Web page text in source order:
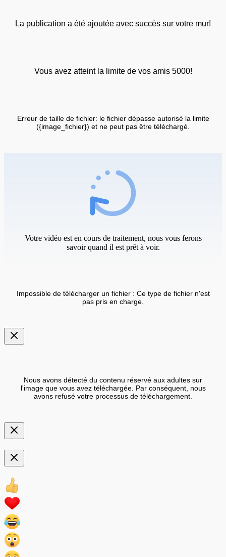
La publication a été ajoutée avec succès sur votre mur!
Vous avez atteint la limite de vos amis 5000!
Erreur de taille de fichier: le fichier dépasse autorisé la limite
({image_fichier}) et ne peut pas être téléchargé.
Votre vidéo est en cours de traitement, nous vous ferons
savoir quand il est prêt à voir.
Impossible de télécharger un fichier : Ce type de fichier n'est
pas pris en charge.
Nous avons détecté du contenu réservé aux adultes sur
l'image que vous avez téléchargée. Par conséquent, nous
avons refusé votre processus de téléchargement.